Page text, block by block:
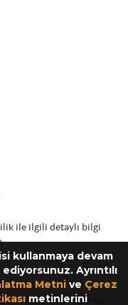
kullanmaya devam
Ayrıntılı
Metni ve Çerez
metinlerini
ile ilgili detaylı bilgi
Tasarım ve Kodlama